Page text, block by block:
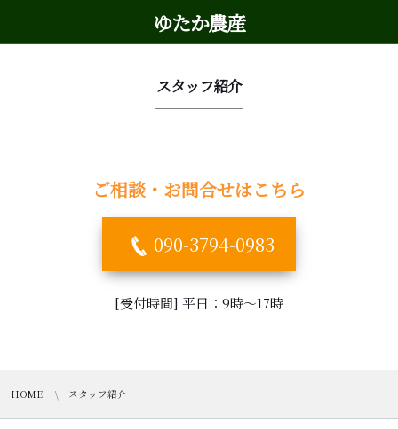
ゆたか農産
スタッフ紹介
ご相談・お問合せはこちら
090-3794-0983
[受付時間] 平日：9時～17時
HOME スタッフ紹介